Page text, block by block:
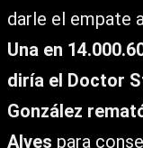
darle el empate
Una en
diría el Doctor
González
Alves para